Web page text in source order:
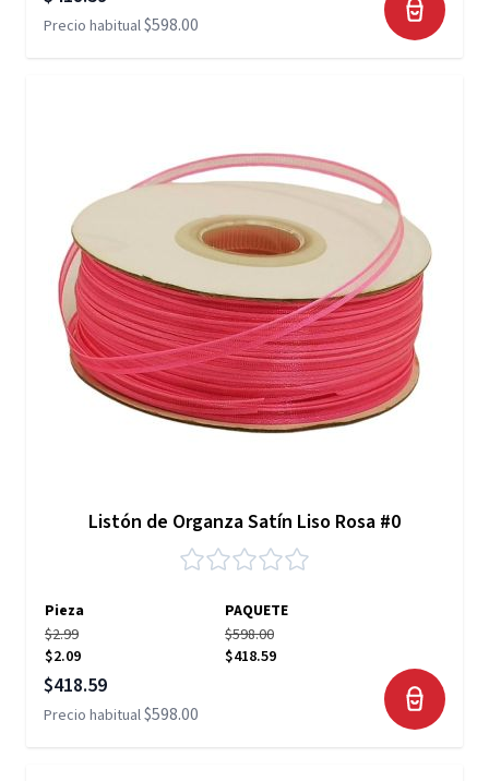
Precio habitual$598.00
Listón de Organza Satín Liso Rosa #0
Pieza
PAQUETE
$2.99
$2.09
$598.00
$418.59
Precio especial
$418.59
Precio habitual$598.00